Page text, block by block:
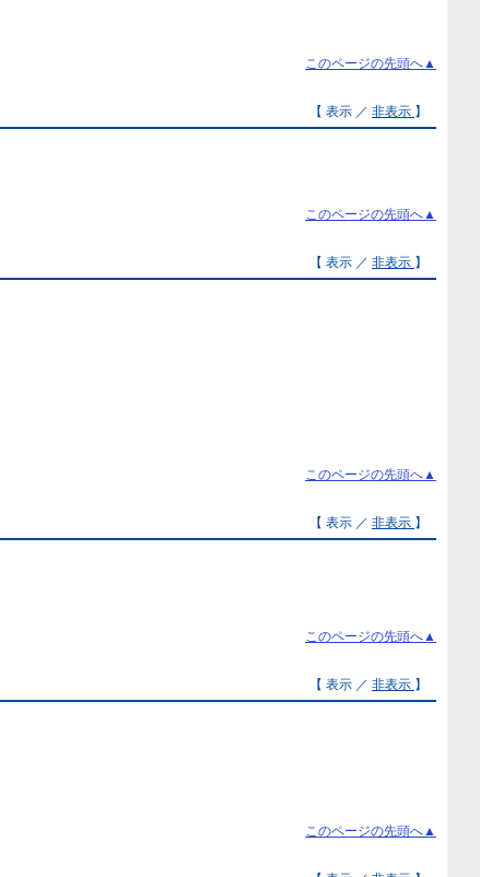
このページの先頭へ▲
【 表示 ／ 非表示 】
このページの先頭へ▲
【 表示 ／ 非表示 】
このページの先頭へ▲
【 表示 ／ 非表示 】
このページの先頭へ▲
【 表示 ／ 非表示 】
このページの先頭へ▲